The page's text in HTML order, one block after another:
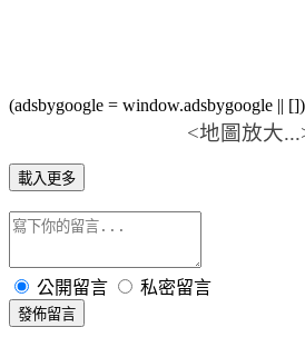
(adsbygoogle = window.adsbygoogle ||
<地圖放大
載入更多
公開留言 私密留言
發佈留言